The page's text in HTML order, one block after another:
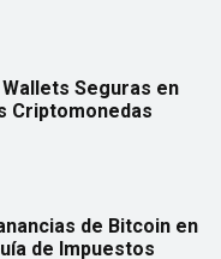
Seguras en
Criptomonedas
de Bitcoin en
de Impuestos